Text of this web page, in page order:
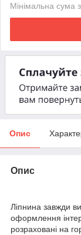
Мінімальна сума
Опис
Опис
Ліпнина завжди
оформлення
розраховані на